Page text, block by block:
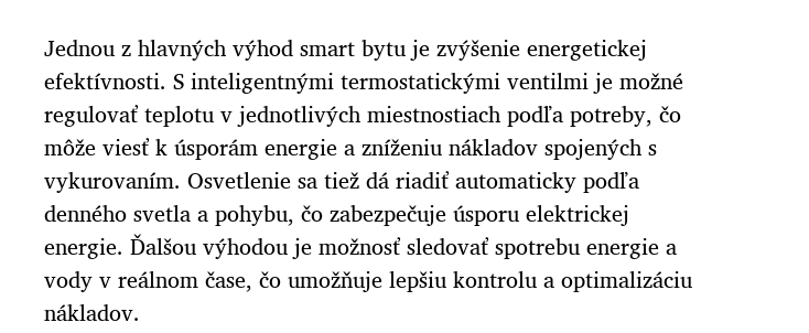
Jednou z hlavných výhod smart bytu je zvýšenie energetickej
efektívnosti. S inteligentnými termostatickými ventilmi je možné
regulovať teplotu v jednotlivých miestnostiach podľa potreby, čo
môže viesť k úsporám energie a zníženiu nákladov spojených s
vykurovaním. Osvetlenie sa tiež dá riadiť automaticky podľa
denného svetla a pohybu, čo zabezpečuje úsporu elektrickej
energie. Ďalšou výhodou je možnosť sledovať spotrebu energie a
vody v reálnom čase, čo umožňuje lepšiu kontrolu a optimalizáciu
nákladov.